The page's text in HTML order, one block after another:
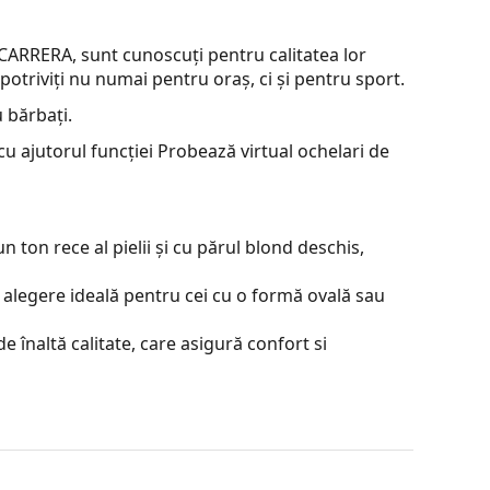
sunt cunoscuți pentru calitatea lor
nu numai pentru oraș, ci și pentru sport.
bărbați.
ajutorul funcției Probează virtual ochelari de
ton rece al pielii și cu părul blond deschis,
ideală pentru cei cu o formă ovală sau
înaltă calitate, care asigură confort si